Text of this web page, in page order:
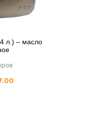
л.) – масло